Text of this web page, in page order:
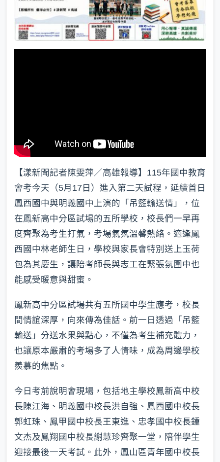
【漾新聞記者陳雯萍／高雄報導】115年國中教育
會考今天（5月17日）進入第二天試程，延續首日
鳳西國中與明義國中上演的「吊籃輸送情」，位
在鳳新高中分區試場的五所學校，校長們一早再
度齊聚為考生打氣，考場氣氛溫馨熱絡。適逢鳳
西國中林老師生日，學校與家長會特別送上玉荷
包為其慶生，讓陪考師長與志工在緊張氛圍中也
能感受暖意與甜蜜。
鳳新高中分區試場共有五所國中學生應考，校長
間情誼深厚，向來傳為佳話。前一日透過「吊籃
輸送」分送水果與點心，不僅為考生補充體力，
也讓原本嚴肅的考場多了人情味，成為周邊學校
羨慕的焦點。
今日考前說明會現場，包括地主學校鳳新高中校
長陳江海、明義國中校長洪自強、鳳西國中校長
郭虹珠、鳳甲國中校長王東進、忠孝國中校長鍾
文杰及鳳翔國中校長謝慧珍齊聚一堂，陪伴學生
迎接最後一天考試。此外，鳳山區青年國中校長